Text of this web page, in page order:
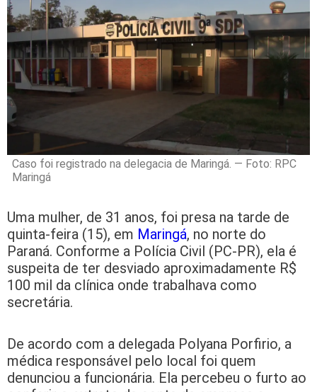
Caso foi registrado na delegacia de Maringá. — Foto: RPC
Maringá
Uma mulher, de 31 anos, foi presa na tarde de
quinta-feira (15), em Maringá, no norte do
Paraná. Conforme a Polícia Civil (PC-PR), ela é
suspeita de ter desviado aproximadamente R$
100 mil da clínica onde trabalhava como
secretária.
De acordo com a delegada Polyana Porfirio, a
médica responsável pelo local foi quem
denunciou a funcionária. Ela percebeu o furto ao